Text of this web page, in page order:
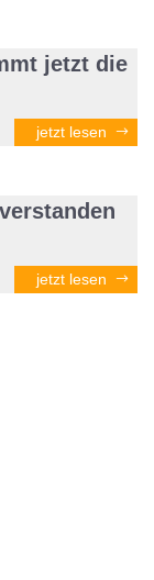
jetzt die
jetzt lesen
jetzt lesen